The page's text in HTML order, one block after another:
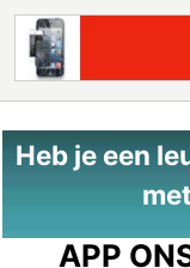
Heb je een
APP